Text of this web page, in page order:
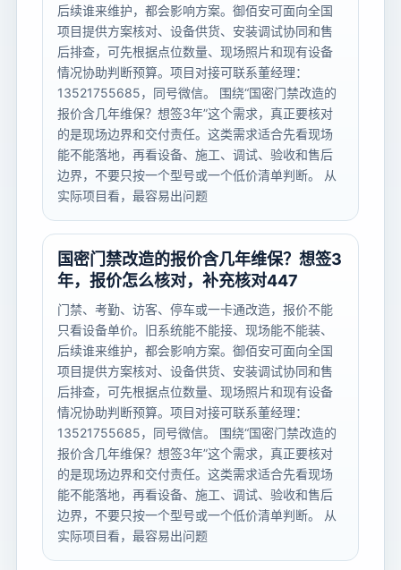
后续谁来维护，都会影响方案。御佰安可面向全国
项目提供方案核对、设备供货、安装调试协同和售
后排查，可先根据点位数量、现场照片和现有设备
情况协助判断预算。项目对接可联系董经理：
13521755685，同号微信。 围绕“国密门禁改造的
报价含几年维保？想签3年”这个需求，真正要核对
的是现场边界和交付责任。这类需求适合先看现场
能不能落地，再看设备、施工、调试、验收和售后
边界，不要只按一个型号或一个低价清单判断。 从
实际项目看，最容易出问题
国密门禁改造的报价含几年维保？想签3
年，报价怎么核对，补充核对447
门禁、考勤、访客、停车或一卡通改造，报价不能
只看设备单价。旧系统能不能接、现场能不能装、
后续谁来维护，都会影响方案。御佰安可面向全国
项目提供方案核对、设备供货、安装调试协同和售
后排查，可先根据点位数量、现场照片和现有设备
情况协助判断预算。项目对接可联系董经理：
13521755685，同号微信。 围绕“国密门禁改造的
报价含几年维保？想签3年”这个需求，真正要核对
的是现场边界和交付责任。这类需求适合先看现场
能不能落地，再看设备、施工、调试、验收和售后
边界，不要只按一个型号或一个低价清单判断。 从
实际项目看，最容易出问题